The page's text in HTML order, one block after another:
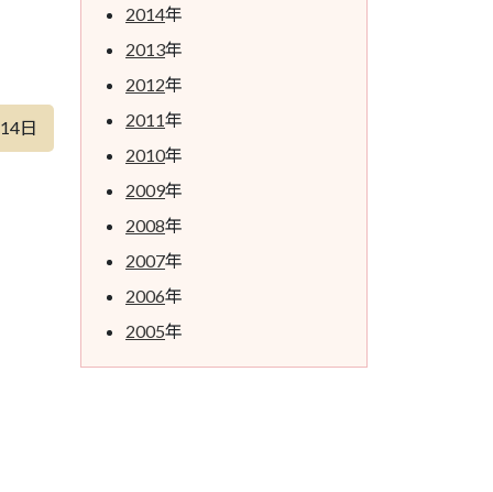
日
2014年
2013年
2012年
2011年
2010年
2009年
2008年
2007年
2006年
2005年